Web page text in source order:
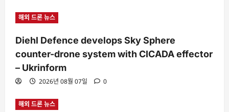
해외 드론 뉴스
Diehl Defence develops Sky Sphere
counter-drone system with CICADA effector
– Ukrinform
2026년 08월 07일 0
해외 드론 뉴스